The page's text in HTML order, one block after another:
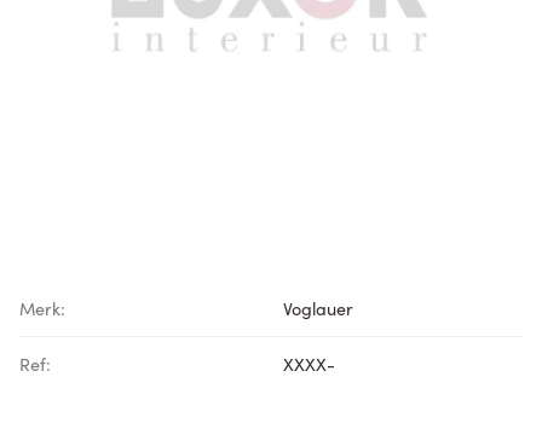
Merk: Voglauer
Ref: XXXX-